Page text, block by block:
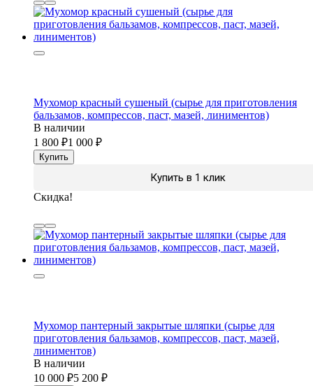
Мухомор красный сушеный (сырье для приготовления
бальзамов, компрессов, паст, мазей, линиментов)
В наличии
1 800
1 000
Купить
Купить в 1 клик
Скидка!
Мухомор пантерный закрытые шляпки (сырье для
приготовления бальзамов, компрессов, паст, мазей,
линиментов)
В наличии
10 000
5 200